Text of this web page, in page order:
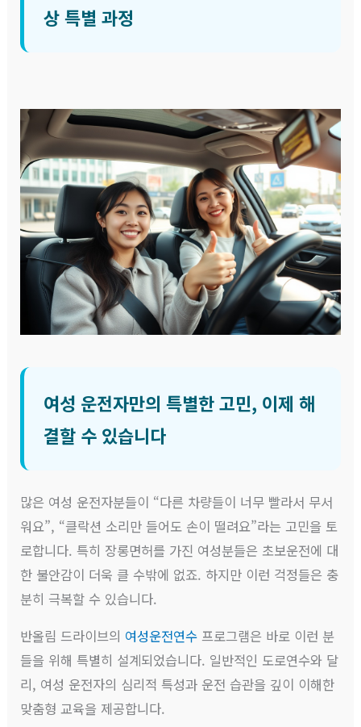
상 특별 과정
여성 운전자만의 특별한 고민, 이제 해
결할 수 있습니다
많은 여성 운전자분들이 “다른 차량들이 너무 빨라서 무서
워요”, “클락션 소리만 들어도 손이 떨려요”라는 고민을 토
로합니다. 특히 장롱면허를 가진 여성분들은 초보운전에 대
한 불안감이 더욱 클 수밖에 없죠. 하지만 이런 걱정들은 충
분히 극복할 수 있습니다.
반올림 드라이브의 여성운전연수 프로그램은 바로 이런 분
들을 위해 특별히 설계되었습니다. 일반적인 도로연수와 달
리, 여성 운전자의 심리적 특성과 운전 습관을 깊이 이해한
맞춤형 교육을 제공합니다.